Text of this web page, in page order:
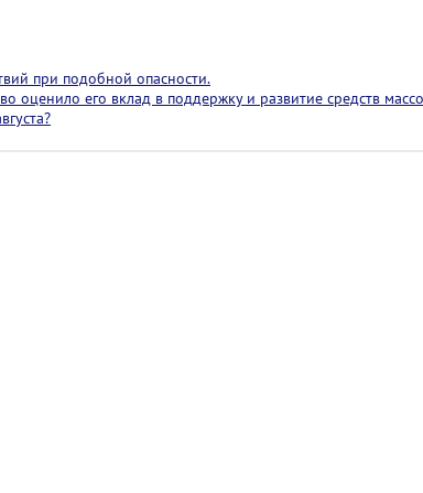
при подобной опасности.
оценило его вклад в поддержку и развитие средств